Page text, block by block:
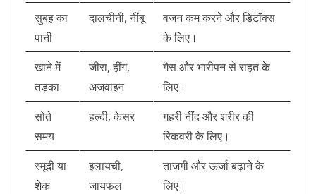
सुबह का
पानी
दालचीनी, नींबू
वजन कम करने और डिटॉक्स
के लिए।
खाने में
तड़का
जीरा, हींग,
अजवाइन
गैस और भारीपन से राहत के
लिए।
सोते
समय
हल्दी, केसर
गहरी नींद और शरीर की
रिकवरी के लिए।
स्मूदी या
शेक
इलायची,
जायफल
ताजगी और ऊर्जा बढ़ाने के
लिए।